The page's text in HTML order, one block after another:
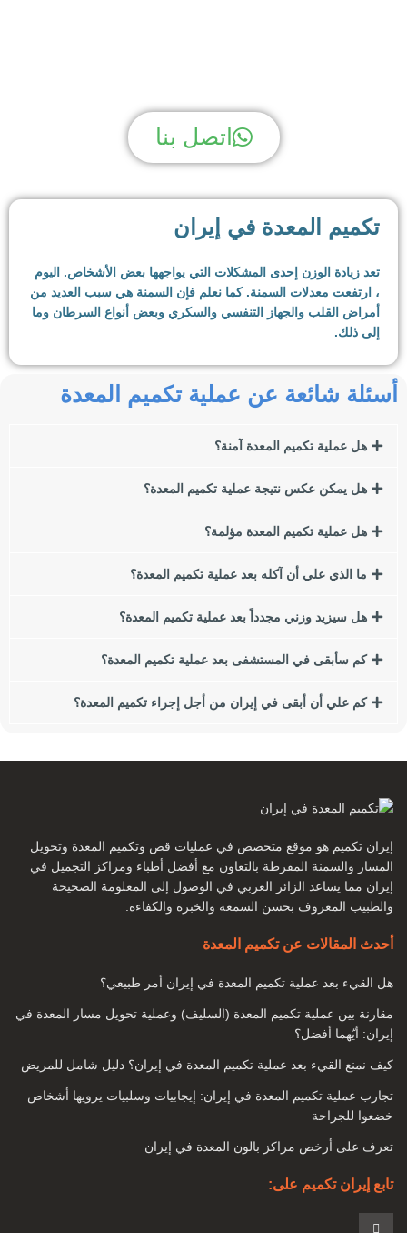
اتصل بنا
تكميم المعدة في إيران
تعد زيادة الوزن إحدى المشكلات التي يواجهها بعض الأشخاص. اليوم
، ارتفعت معدلات السمنة. كما نعلم فإن السمنة هي سبب العديد من
أمراض القلب والجهاز التنفسي والسكري وبعض أنواع السرطان وما
إلى ذلك.
الناس. الأشخاص الذين يعانون من زيادة الوزن أو السمنة يصبحون
السمنة لها العديد من العوامل والأسباب ، من الاستهلاك المفرط
من الأشخاص الذين يعانون من زيادة الوزن أو السمنة عن طرق
وهي جراحة المجازة المعدية لفقدان الوزن. في هذه المقالة سوف
البعض. إذا كنت تعبت من زيادة الوزن والسمنة ، نقترح عليك قراءة
ما هي أسباب زيادة الوزن والسمنة؟
ما هي الجراحة الأفضل بالنسبة لي؟
أنواع جراحة تكميم المعدة لإنقاص الوزن ما هي الشروط التي يجب
أن نواجهها لإجراء جراحة تكميم المعدة؟
هل يصل الشخص إلى الوزن المطلوب بعد الجراحة؟
الجسم. وهي عبارة عن مجموعة من الأنسجة الدهنية في مناطق
اليوم ، أصبحت السمنة مرضًا ، بالإضافة إلى المشاكل الجسدية ،
يتسبب أحيانًا أيضًا في مشاكل عقلية وعاطفية لدى بعض الأشخاص.
أسئلة شائعة عن عملية تكميم المعدة
هل عملية تكميم المعدة آمنة؟
هل يمكن عكس نتيجة عملية تكميم المعدة؟
هل عملية تكميم المعدة مؤلمة؟
ما الذي علي أن آكله بعد عملية تكميم المعدة؟
هل سيزيد وزني مجدداً بعد عملية تكميم المعدة؟
كم سأبقى في المستشفى بعد عملية تكميم المعدة؟
كم علي أن أبقى في إيران من أجل إجراء تكميم المعدة؟
إيران تكميم هو موقع متخصص في عمليات قص وتكميم المعدة وتحويل
المسار والسمنة المفرطة بالتعاون مع أفضل أطباء ومراكز التجميل في
إيران مما يساعد الزائر العربي في الوصول إلى المعلومة الصحيحة
والطبيب المعروف بحسن السمعة والخبرة والكفاءة.
أحدث المقالات عن تكميم المعدة
هل القيء بعد عملية تكميم المعدة في إيران أمر طبيعي؟
مقارنة بين عملية تكميم المعدة (السليف) وعملية تحويل مسار المعدة في
إيران: أيّهما أفضل؟
كيف نمنع القيء بعد عملية تكميم المعدة في إيران؟ دليل شامل للمريض
تجارب عملية تكميم المعدة في إيران: إيجابيات وسلبيات يرويها أشخاص
خضعوا للجراحة
تعرف على أرخص مراكز بالون المعدة في إيران
تابع إيران تكميم على: